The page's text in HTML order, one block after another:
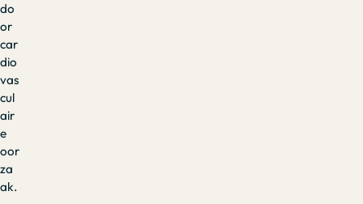
do
or
car
dio
vas
cul
air
e
oor
za
ak.